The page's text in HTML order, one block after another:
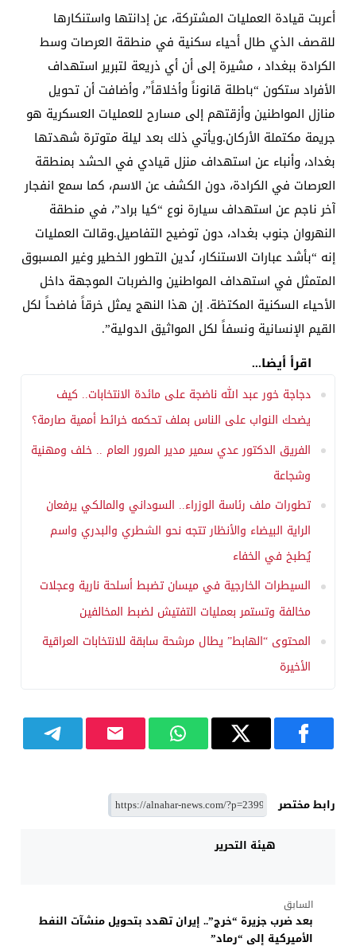
أعربت قيادة العمليات المشتركة، عن إدانتها واستنكارها
للقصف الذي طال أحياء سكنية في منطقة العرصات وسط
الكرادة ببغداد ، مشيرة إلى أن أي ذريعة لتبرير استهداف
الأفراد ستكون “باطلة قانوناً وأخلاقاً”، وأضافت أن تحويل
منازل المواطنين وأزقتهم إلى مسارح للعمليات العسكرية هو
جريمة مكتملة الأركان.ويأتي ذلك بعد ليلة متوترة شهدتها
بغداد، وأنباء عن استهداف منزل قيادي في الحشد بمنطقة
العرصات في الكرادة، دون الكشف عن الاسم، كما سمع انفجار
آخر ناجم عن استهداف سيارة نوع “كيا براد”، في منطقة
النهروان جنوب بغداد، دون توضيح التفاصيل.وقالت العمليات
إنه “بأشد عبارات الاستنكار، نُدين التطور الخطير وغير المسبوق
المتمثل في استهداف المواطنين والضربات الموجهة داخل
الأحياء السكنية المكتظة. إن هذا النهج يمثل خرقاً فاضحاً لكل
القيم الإنسانية ونسفاً لكل المواثيق الدولية”.
اقرأ أيضا...
دجاجة خور عبد الله ناضجة على مائدة الانتخابات.. كيف
يضحك النواب على الناس بملف تحكمه خرائط أممية صارمة؟
الفريق الدكتور عدي سمير مدير المرور العام .. خلف ومهنية
وشجاعة
تطورات ملف رئاسة الوزراء.. السوداني والمالكي يرفعان
الراية البيضاء والأنظار تتجه نحو الشطري والبدري واسم
يُطبخ في الخفاء
السيطرات الخارجية في ميسان تضبط أسلحة نارية وعجلات
مخالفة وتستمر بعمليات التفتيش لضبط المخالفين
المحتوى “الهابط” يطال مرشحة سابقة للانتخابات العراقية
الأخيرة
رابط مختصر
هيئة التحرير
السابق
بعد ضرب جزيرة “خرج”.. إيران تهدد بتحويل منشآت النفط
الأميركية إلى “رماد”